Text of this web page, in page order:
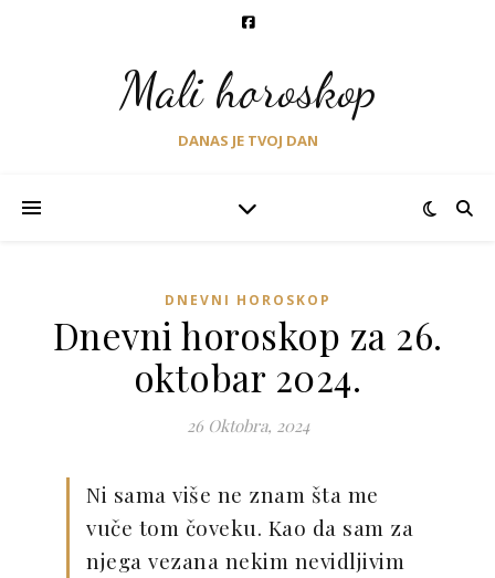
Mali horoskop
DANAS JE TVOJ DAN
DNEVNI HOROSKOP
Dnevni horoskop za 26.
oktobar 2024.
26 Oktobra, 2024
Ni sama više ne znam šta me
vuče tom čoveku. Kao da sam za
njega vezana nekim nevidljivim